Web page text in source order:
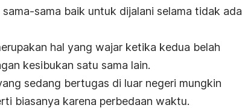
sama baik untuk dijalani selama tidak ada
hal yang wajar ketika kedua belah
kesibukan satu sama lain.
sedang bertugas di luar negeri mungkin
biasanya karena perbedaan waktu.